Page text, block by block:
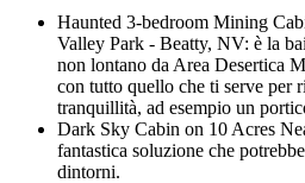
Haunted 3-bedroom Mining
Valley Park - Beatty, NV: è la
non lontano da Area Desertica
con tutto quello che ti serve per
tranquillità, ad esempio un
Dark Sky Cabin on 10 Acres
fantastica soluzione che
dintorni.